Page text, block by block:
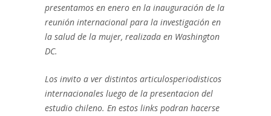
presentamos en enero en la inauguración de la
reunión internacional para la investigación en
la salud de la mujer, realizada en Washington
DC.
Los invito a ver distintos articulosperiodisticos
internacionales luego de la presentacion del
estudio chileno. En estos links podran hacerse